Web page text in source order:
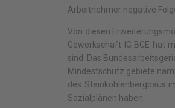
Arbeitnehmer negative
Von diesen
Gewerkschaft IG BCE hat
sind. Das
Mindestschutz gebiete
des Steinkohlenbergbaus
Sozialplänen haben.